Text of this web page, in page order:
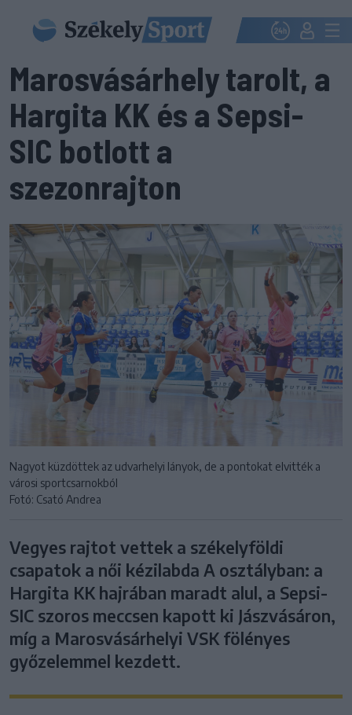
Marosvásárhely tarolt, a
Hargita KK és a Sepsi-
SIC botlott a
szezonrajton
Nagyot küzdöttek az udvarhelyi lányok, de a pontokat elvitték a
városi sportcsarnokból
Fotó: Csató Andrea
Vegyes rajtot vettek a székelyföldi
csapatok a női kézilabda A osztályban: a
Hargita KK hajrában maradt alul, a Sepsi-
SIC szoros meccsen kapott ki Jászvásáron,
míg a Marosvásárhelyi VSK fölényes
győzelemmel kezdett.